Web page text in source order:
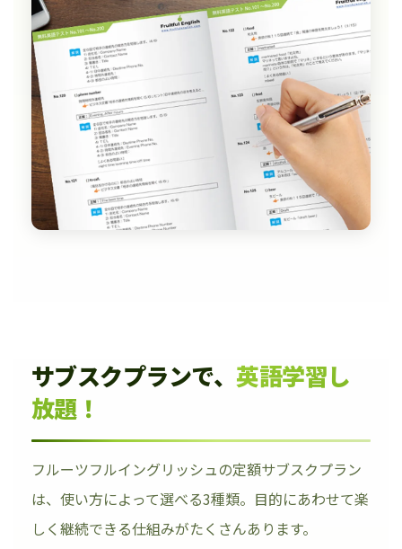
サブスクプランで、 英語学習し
放題！
フルーツフルイングリッシュの定額サブスクプラン
は、使い方によって選べる3種類。目的にあわせて楽
しく継続できる仕組みがたくさんあります。